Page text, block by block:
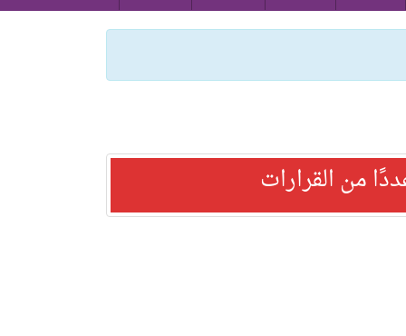
من القرارات